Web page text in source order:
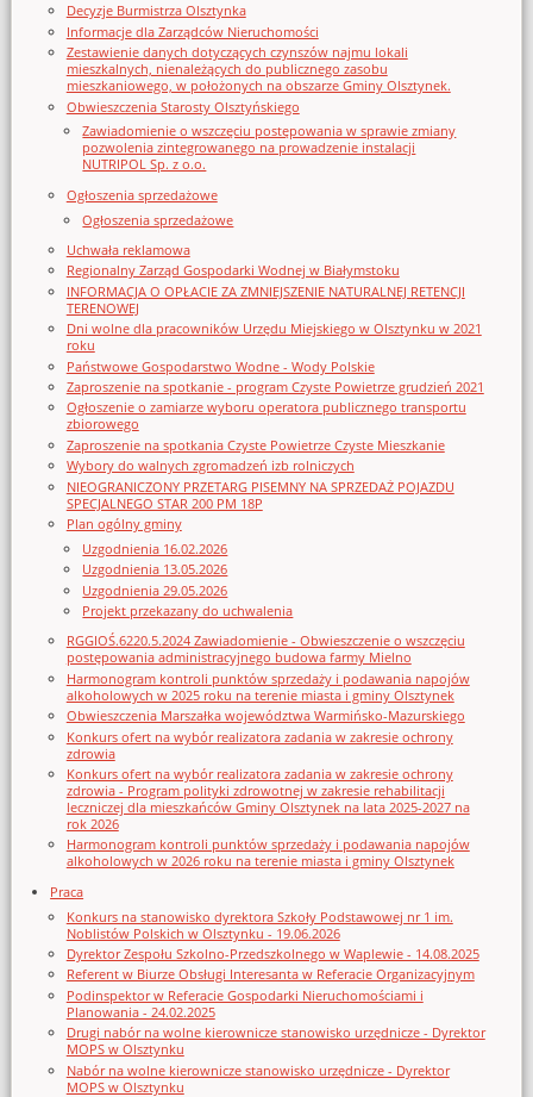
Decyzje Burmistrza Olsztynka
Informacje dla Zarządców Nieruchomości
Zestawienie danych dotyczących czynszów najmu lokali
mieszkalnych, nienależących do publicznego zasobu
mieszkaniowego, w położonych na obszarze Gminy Olsztynek.
Obwieszczenia Starosty Olsztyńskiego
Zawiadomienie o wszczęciu postępowania w sprawie zmiany
pozwolenia zintegrowanego na prowadzenie instalacji
NUTRIPOL Sp. z o.o.
Ogłoszenia sprzedażowe
Ogłoszenia sprzedażowe
Uchwała reklamowa
Regionalny Zarząd Gospodarki Wodnej w Białymstoku
INFORMACJA O OPŁACIE ZA ZMNIEJSZENIE NATURALNEJ RETENCJI
TERENOWEJ
Dni wolne dla pracowników Urzędu Miejskiego w Olsztynku w 2021
roku
Państwowe Gospodarstwo Wodne - Wody Polskie
Zaproszenie na spotkanie - program Czyste Powietrze grudzień 2021
Ogłoszenie o zamiarze wyboru operatora publicznego transportu
zbiorowego
Zaproszenie na spotkania Czyste Powietrze Czyste Mieszkanie
Wybory do walnych zgromadzeń izb rolniczych
NIEOGRANICZONY PRZETARG PISEMNY NA SPRZEDAŻ POJAZDU
SPECJALNEGO STAR 200 PM 18P
Plan ogólny gminy
Uzgodnienia 16.02.2026
Uzgodnienia 13.05.2026
Uzgodnienia 29.05.2026
Projekt przekazany do uchwalenia
RGGIOŚ.6220.5.2024 Zawiadomienie - Obwieszczenie o wszczęciu
postępowania administracyjnego budowa farmy Mielno
Harmonogram kontroli punktów sprzedaży i podawania napojów
alkoholowych w 2025 roku na terenie miasta i gminy Olsztynek
Obwieszczenia Marszałka województwa Warmińsko-Mazurskiego
Konkurs ofert na wybór realizatora zadania w zakresie ochrony
zdrowia
Konkurs ofert na wybór realizatora zadania w zakresie ochrony
zdrowia - Program polityki zdrowotnej w zakresie rehabilitacji
leczniczej dla mieszkańców Gminy Olsztynek na lata 2025-2027 na
rok 2026
Harmonogram kontroli punktów sprzedaży i podawania napojów
alkoholowych w 2026 roku na terenie miasta i gminy Olsztynek
Praca
Konkurs na stanowisko dyrektora Szkoły Podstawowej nr 1 im.
Noblistów Polskich w Olsztynku - 19.06.2026
Dyrektor Zespołu Szkolno-Przedszkolnego w Waplewie - 14.08.2025
Referent w Biurze Obsługi Interesanta w Referacie Organizacyjnym
Podinspektor w Referacie Gospodarki Nieruchomościami i
Planowania - 24.02.2025
Drugi nabór na wolne kierownicze stanowisko urzędnicze - Dyrektor
MOPS w Olsztynku
Nabór na wolne kierownicze stanowisko urzędnicze - Dyrektor
MOPS w Olsztynku